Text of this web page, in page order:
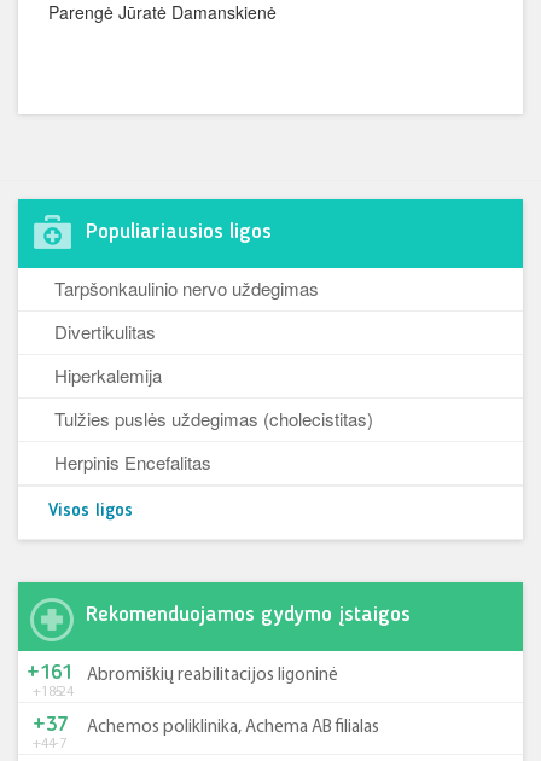
Parengė Jūratė Damanskienė
Populiariausios ligos
Tarpšonkaulinio nervo uždegimas
Divertikulitas
Hiperkalemija
Tulžies puslės uždegimas (cholecistitas)
Herpinis Encefalitas
Visos ligos
Rekomenduojamos gydymo įstaigos
+185-24
+161 Abromiškių reabilitacijos ligoninė
+44-7
+37 Achemos poliklinika, Achema AB filialas